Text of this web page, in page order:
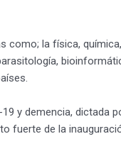
la física,
y demencia, dictada
fuerte de la